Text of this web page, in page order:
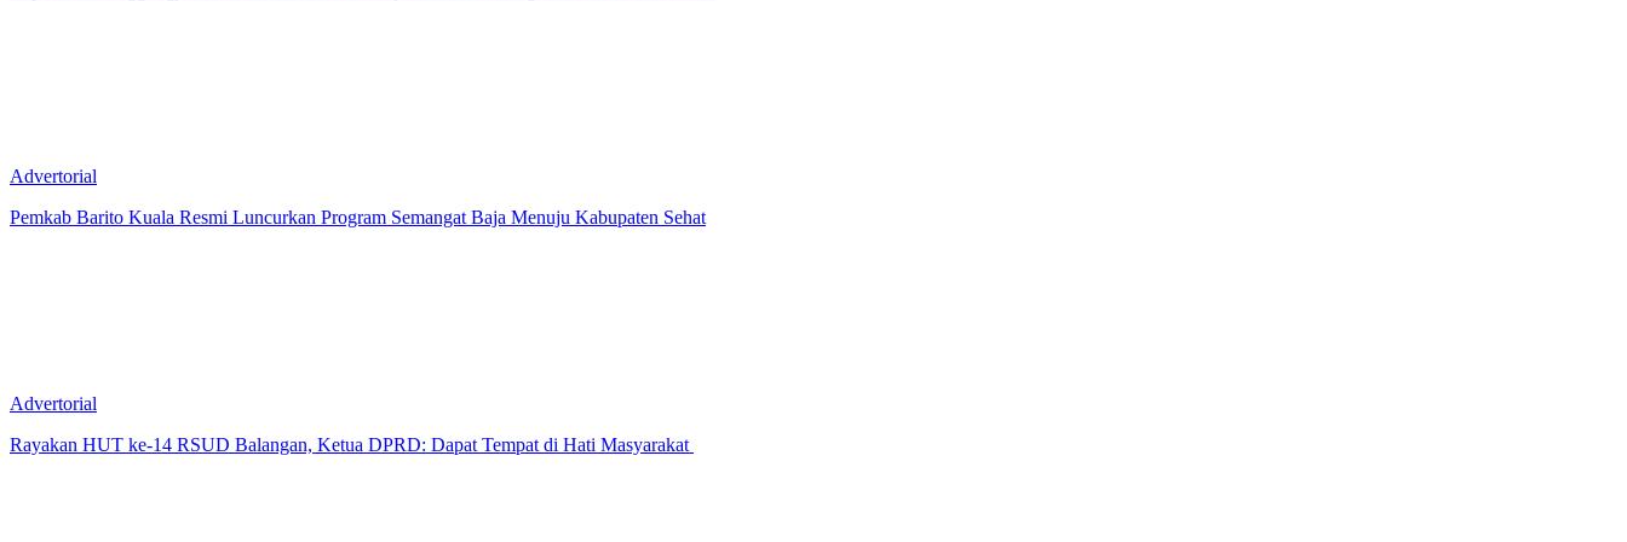
Advertorial
Pemkab Barito Kuala Resmi Luncurkan Program Semangat Baja Menuju Kabupaten Sehat
Advertorial
Rayakan HUT ke-14 RSUD Balangan, Ketua DPRD: Dapat Tempat di Hati Masyarakat